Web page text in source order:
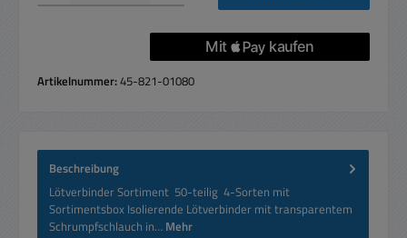
Artikelnummer:45-821-01080
Beschreibung
Lötverbinder Sortiment 50-teilig 4-Sorten mit
Sortimentsbox Isolierende Lötverbinder mit transparentem
Schrumpfschlauch in… Mehr